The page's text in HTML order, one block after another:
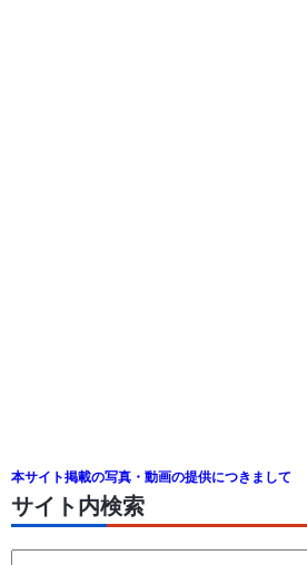
本サイト掲載の写真・動画の提供につきまして
サイト内検索